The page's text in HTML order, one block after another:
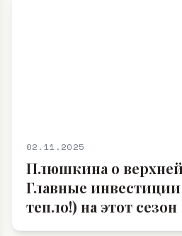
02.11.2025
Плюшкина о
Главные
тепло!) на этот сезон